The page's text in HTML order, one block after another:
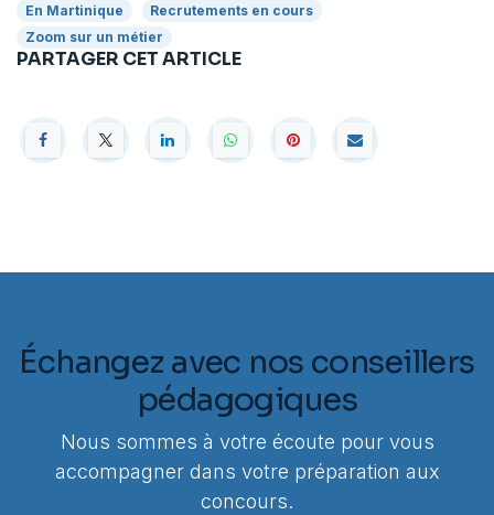
En Martinique
Recrutements en cours
Zoom sur un métier
PARTAGER CET ARTICLE
Échangez avec nos conseillers
pédagogiques
Nous sommes à votre écoute pour vous
accompagner dans votre préparation aux
concours.